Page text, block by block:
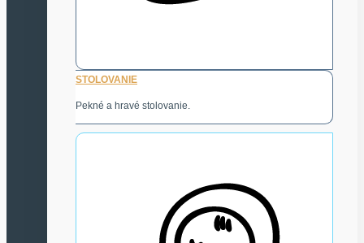
STOLOVANIE
Pekné a hravé stolovanie.